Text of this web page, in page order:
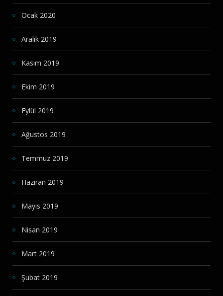
Ocak 2020
Aralık 2019
Kasım 2019
Ekim 2019
Eylül 2019
Ağustos 2019
Temmuz 2019
Haziran 2019
Mayıs 2019
Nisan 2019
Mart 2019
Şubat 2019